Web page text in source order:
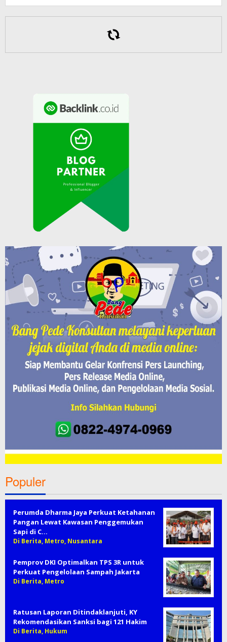
Populer
Perumda Dharma Jaya Perkuat Ketahanan
Pangan Lewat Kawasan Penggemukan
Sapi di C…
Di Berita, Metro, Nusantara
Pemprov DKI Optimalkan TPS 3R untuk
Perkuat Pengelolaan Sampah Jakarta
Di Berita, Metro
Ratusan Laporan Ditindaklanjuti, KY
Rekomendasikan Sanksi bagi 121 Hakim
Di Berita, Hukum